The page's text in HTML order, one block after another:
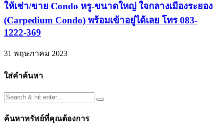
ให้เช่า/ขาย Condo หรู-ขนาดใหญ่ ใจกลางเมืองระยอง
(Carpedium Condo) พร้อมเข้าอยู่ได้เลย โทร 083-
1222-369
31 พฤษภาคม 2023
ใส่คำค้นหา
ค้นหาทรัพย์ที่คุณต้องการ